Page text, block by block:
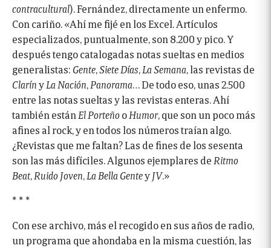
contracultural). Fernández, directamente un enfermo.
Con cariño. «Ahí me fijé en los Excel. Artículos
especializados, puntualmente, son 8.200 y pico. Y
después tengo catalogadas notas sueltas en medios
generalistas: Gente Siete Días La Semana , las revistas de
ClarínyLa Nación Panorama … De todo eso, unas 2.500
entre las notas sueltas y las revistas enteras. Ahí
también están El PorteñooHumor, que son un poco más
afines al rock, y en todos los números traían algo.
¿Revistas que me faltan? Las de fines de los sesenta
son las más difíciles. Algunos ejemplares de Ritmo
Beat, Ruido Joven La Bella GenteyJV.»
* * *
Con ese archivo, más el recogido en sus años de radio,
un programa que ahondaba en la misma cuestión, las